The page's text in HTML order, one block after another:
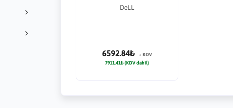
DeLL
6592.84₺
+ KDV
7911.41₺ (KDV dahil)